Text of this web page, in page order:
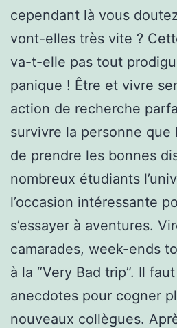
cependant là vous
vont-elles très vite ?
va-t-elle pas tout
panique ! Être et vivre
action de recherche
survivre la personne que
de prendre les bonnes
nombreux étudiants
l’occasion intéressante
s’essayer à aventures.
camarades, week-ends
à la “Very Bad trip”. Il
anecdotes pour cogner
nouveaux collègues.